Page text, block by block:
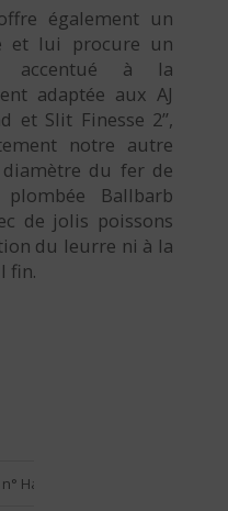
également un
et lui procure un
accentué à la
adaptée aux AJ
et Slit Finesse 2’’,
notre autre
diamètre du fer de
Ballbarb
de jolis poissons
du leurre ni à la
fin.
Hameçon